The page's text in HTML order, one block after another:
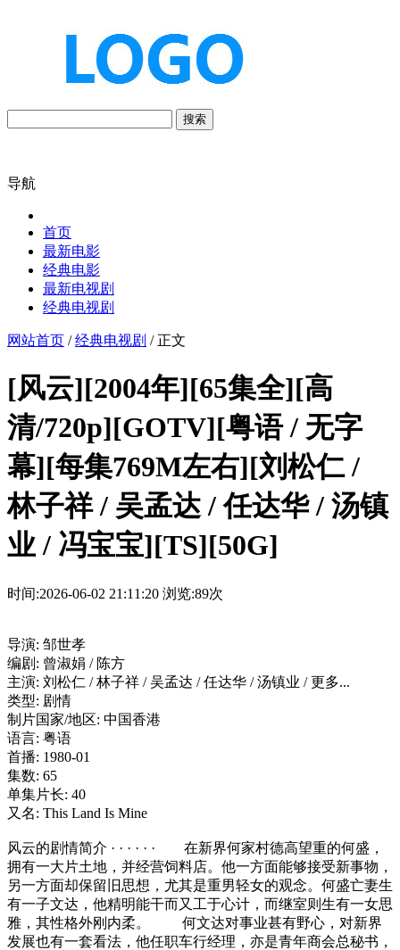
搜索
导航
首页
最新电影
经典电影
最新电视剧
经典电视剧
网站首页 /经典电视剧 / 正文
[风云][2004年][65集全][高
清/720p][GOTV][粤语 / 无字
幕][每集769M左右][刘松仁 /
林子祥 / 吴孟达 / 任达华 / 汤镇
业 / 冯宝宝][TS][50G]
时间:2026-06-02 21:11:20 浏览:89次
导演: 邹世孝
编剧: 曾淑娟 / 陈方
主演: 刘松仁 / 林子祥 / 吴孟达 / 任达华 / 汤镇业 / 更多...
类型: 剧情
制片国家/地区: 中国香港
语言: 粤语
首播: 1980-01
集数: 65
单集片长: 40
又名: This Land Is Mine
风云的剧情简介 · · · · · · 在新界何家村德高望重的何盛，
拥有一大片土地，并经营饲料店。他一方面能够接受新事物，
另一方面却保留旧思想，尤其是重男轻女的观念。何盛亡妻生
有一子文达，他精明能干而又工于心计，而继室则生有一女思
雅，其性格外刚内柔。 何文达对事业甚有野心，对新界
发展也有一套看法，他任职车行经理，亦是青年商会总秘书，